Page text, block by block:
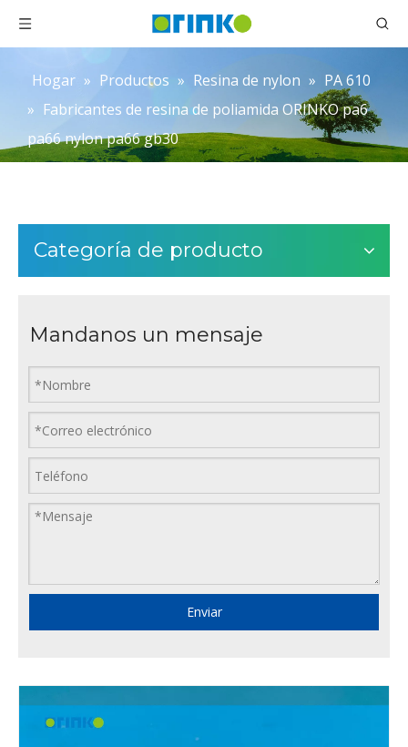
Hogar » Productos » Resina de nylon » PA 610
» Fabricantes de resina de poliamida ORINKO pa6
pa66 nylon pa66 gb30
Categoría de producto
Mandanos un mensaje
Enviar